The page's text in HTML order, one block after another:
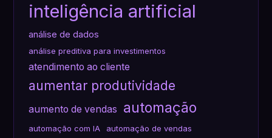
inteligência artificial
análise de dados
análise preditiva para investimentos
atendimento ao cliente
aumentar produtividade
aumento de vendas automação
automação com IA automação de vendas